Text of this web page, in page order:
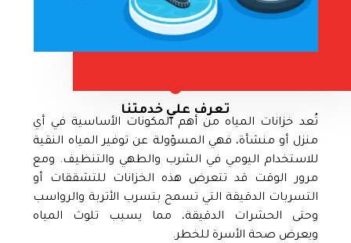
تعرف علي خدمتنا
تُعد خزانات المياه من أهم المكونات الأساسية في أي
منزل أو منشأة، فهي المسؤولة عن توفير المياه النقية
للاستخدام اليومي في الشرب والطهي والتنظيف. ومع
مرور الوقت قد تتعرض هذه الخزانات للتشققات أو
التسربات الدقيقة التي تسمح بتسرب الأتربة والرواسب
وحتى الحشرات الدقيقة، مما يسبب تلوث المياه
ويعرض صحة الأسرة للخطر.